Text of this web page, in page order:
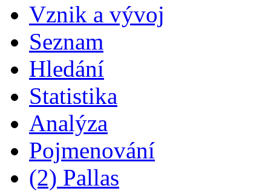
Vznik a vývoj
Seznam
Hledání
Statistika
Analýza
Pojmenování
(2) Pallas